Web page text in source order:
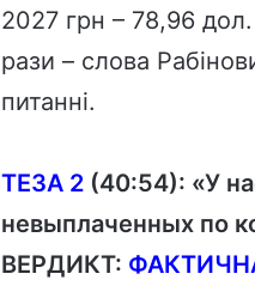
2027 грн – 78,96
рази – слова
питанні.
ТЕЗА 2 (40:54): «У
невыплаченных по
ВЕРДИКТ: